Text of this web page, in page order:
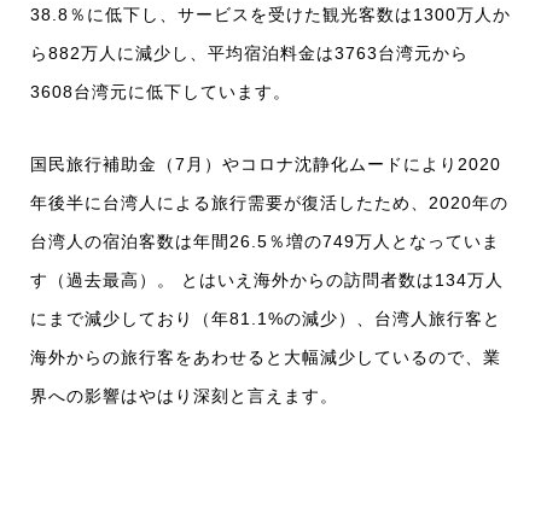
38.8％に低下し、サービスを受けた観光客数は1300万人か
ら882万人に減少し、平均宿泊料金は3763台湾元から
3608台湾元に低下しています。
国民旅行補助金（7月）やコロナ沈静化ムードにより2020
年後半に台湾人による旅行需要が復活したため、2020年の
台湾人の宿泊客数は年間26.5％増の749万人となっていま
す（過去最高）。 とはいえ海外からの訪問者数は134万人
にまで減少しており（年81.1%の減少）、台湾人旅行客と
海外からの旅行客をあわせると大幅減少しているので、業
界への影響はやはり深刻と言えます。